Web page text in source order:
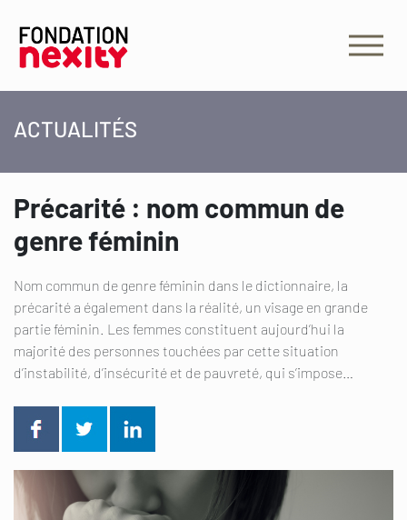
ACTUALITÉS
Précarité : nom commun de
genre féminin
Nom commun de genre féminin dans le dictionnaire, la
précarité a également dans la réalité, un visage en grande
partie féminin. Les femmes constituent aujourd’hui la
majorité des personnes touchées par cette situation
d’instabilité, d’insécurité et de pauvreté, qui s’impose…